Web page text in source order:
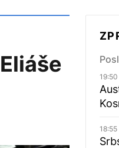
19:50
18:55